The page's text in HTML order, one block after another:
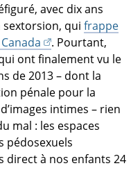
avec dix ans
sextorsion, quifrappe
. Pourtant,
ont finalement vu le
de 2013 – dont la
pénale pour la
intimes – rien
mal : les espaces
pédosexuels
direct à nos enfants 24